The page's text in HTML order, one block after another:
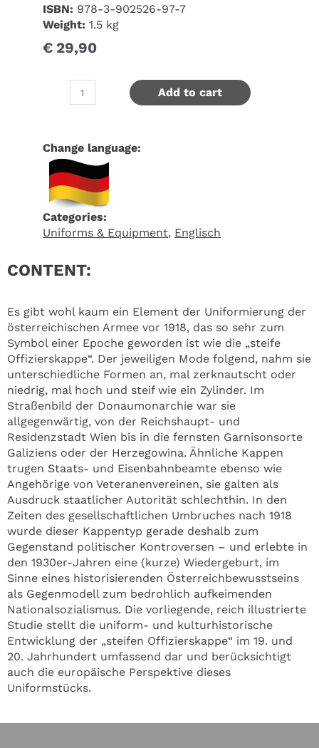
ISBN: 978-3-902526-97-7
Weight: 1.5 kg
€ 29,90
Add to cart
Change language:
Categories:
Uniforms & Equipment, Englisch
CONTENT:
Es gibt wohl kaum ein Element der Uniformierung der
österreichischen Armee vor 1918, das so sehr zum
Symbol einer Epoche geworden ist wie die „steife
Offizierskappe“. Der jeweiligen Mode folgend, nahm sie
unterschiedliche Formen an, mal zerknautscht oder
niedrig, mal hoch und steif wie ein Zylinder. Im
Straßenbild der Donaumonarchie war sie
allgegenwärtig, von der Reichshaupt- und
Residenzstadt Wien bis in die fernsten Garnisonsorte
Galiziens oder der Herzegowina. Ähnliche Kappen
trugen Staats- und Eisenbahnbeamte ebenso wie
Angehörige von Veteranenvereinen, sie galten als
Ausdruck staatlicher Autorität schlechthin. In den
Zeiten des gesellschaftlichen Umbruches nach 1918
wurde dieser Kappentyp gerade deshalb zum
Gegenstand politischer Kontroversen – und erlebte in
den 1930er-Jahren eine (kurze) Wiedergeburt, im
Sinne eines historisierenden Österreichbewusstseins
als Gegenmodell zum bedrohlich aufkeimenden
Nationalsozialismus. Die vorliegende, reich illustrierte
Studie stellt die uniform- und kulturhistorische
Entwicklung der „steifen Offizierskappe“ im 19. und
20. Jahrhundert umfassend dar und berücksichtigt
auch die europäische Perspektive dieses
Uniformstücks.